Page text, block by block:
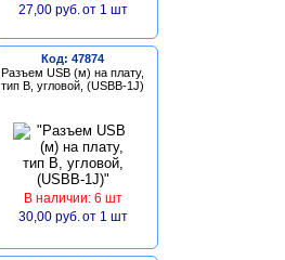
27,00 руб. от 1 шт
Код: 47874
Разъем USB (м) на плату,
тип В, угловой, (USBB-1J)
В наличии: 6 шт
30,00 руб. от 1 шт